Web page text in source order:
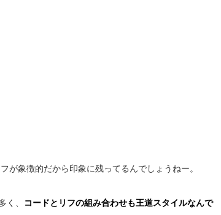
が象徴的だから印象に残ってるんでしょうねー。
く、
コードとリフの組み合わせも王道スタイルなんで